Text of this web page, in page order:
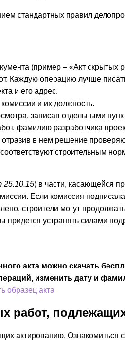
стандартных правил
(пример – «Акт скрытых
Каждую операцию лучше
и его адрес.
и их должность.
записав отдельными
фамилию разработчика
отразив в нем решение
строительным
25.10.15) в части, касающейся
Если комиссия
строители могут
придется устранять силами
акта можно скачать
изменить дату и
образец акта
работ,
актированию.